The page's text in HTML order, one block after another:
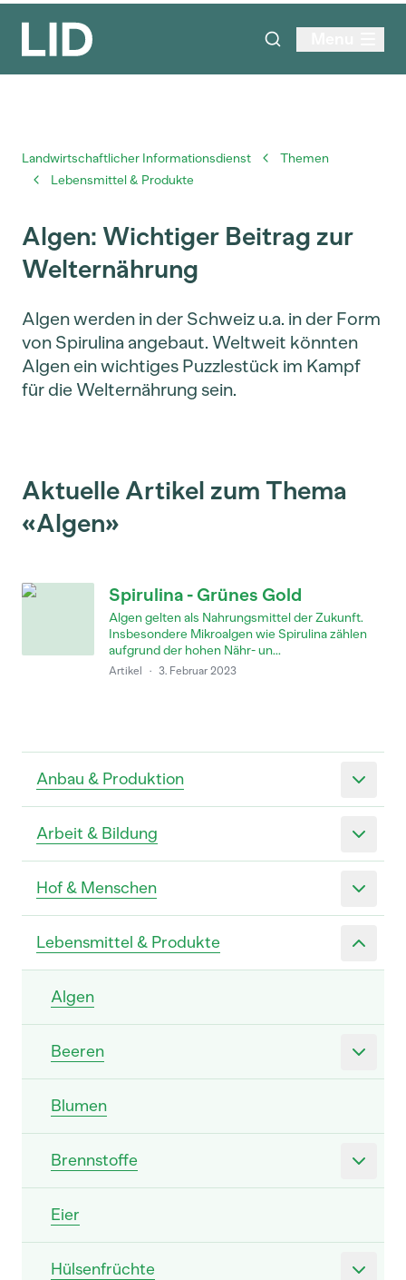
Anbau & Produktion
Arbeit & Bildung
Hof & Menschen
Lebensmittel & Produkte
Algen
Beeren
Blumen
Brennstoffe
Eier
Hülsenfrüchte
Landwirtschaftlicher Informationsdienst
Themen
Lebensmittel & Produkte
Algen: Wichtiger Beitrag zur
Welternährung
Algen werden in der Schweiz u.a. in der Form
von Spirulina angebaut. Weltweit könnten
Algen ein wichtiges Puzzlestück im Kampf
für die Welternährung sein.
Aktuelle Artikel zum Thema
«Algen»
Spirulina - Grünes Gold
Algen gelten als Nahrungsmittel der Zukunft.
Insbesondere Mikroalgen wie Spirulina zählen
aufgrund der hohen Nähr- un...
Artikel · 3. Februar 2023